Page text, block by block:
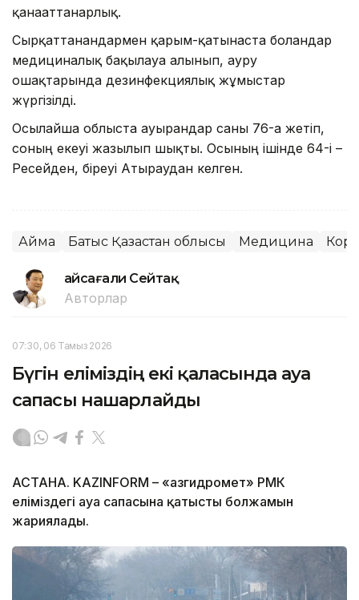
қанағаттанарлық.
Сырқаттанғандармен қарым-қатынаста болғандар
медициналық бақылауға алынып, ауру
ошақтарында дезинфекциялық жұмыстар
жүргізілді.
Осылайша облыста ауырғандар саны 76-ға жетіп,
соның екеуі жазылып шықты. Осының ішінде 64-і –
Ресейден, біреуі Атыраудан келген.
Аймақ Батыс Қазақстан облысы Медицина
Ғайсағали Сейтақ
Авторлар
07:30, 06 Тамыз 2026
Бүгін еліміздің екі қаласында ауа
сапасы нашарлайды
АСТАНА. KAZINFORM – «Қазгидромет» РМК
еліміздегі ауа сапасына қатысты болжамын
жариялады.